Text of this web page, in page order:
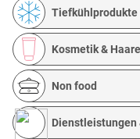
Tiefkühlprodukte
Kosmetik & Haare
Non food
Dienstleistungen